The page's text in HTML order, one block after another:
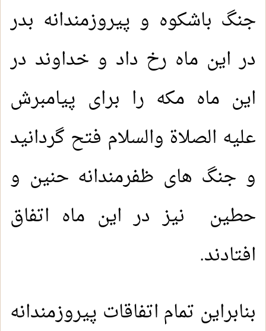
جنگ باشکوه و پیروزمندانه بدر
در این ماه رخ داد و خداوند در
این ماه مکه را برای پیامبرش
علیه الصلاة والسلام فتح گردانید
و جنگ های ظفرمندانه حنین و
حطین نیز در این ماه اتفاق
افتادند.
بنابراین تمام اتفاقات پیروزمندانه